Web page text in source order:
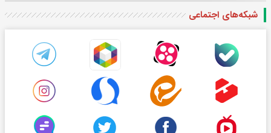
شبکه‌های اجتماعی